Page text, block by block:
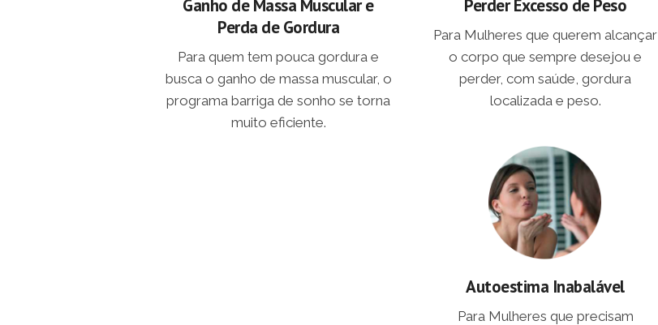
Ganho de Massa Muscular e
Perda de Gordura
Para quem tem pouca gordura e
busca o ganho de massa muscular, o
programa barriga de sonho se torna
muito eficiente.
Perder Excesso de Peso
Para Mulheres que querem alcançar
o corpo que sempre desejou e
perder, com saúde, gordura
localizada e peso.
Autoestima Inabalável
Para Mulheres que precisam